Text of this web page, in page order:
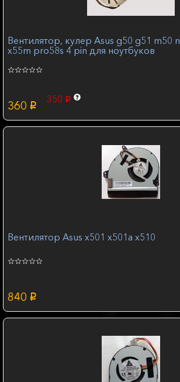
Вентилятор, кулер Asus g50 g51 m50
х55m pro58s 4 pin для ноутбуков
360 p
350 p
Вентилятор Asus x501 x501a x510
840 p